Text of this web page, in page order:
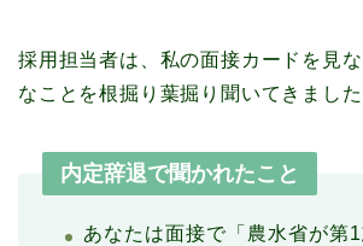
採用担当者は、私の面接カードを見
なことを根掘り葉掘り聞いてきました
内定辞退で聞かれたこと
あなたは面接で「農水省が第